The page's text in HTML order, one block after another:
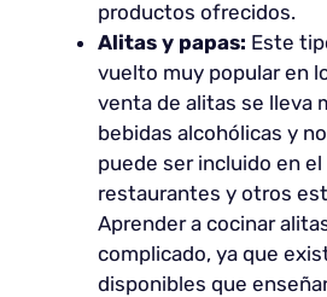
productos ofrecidos.
Alitas y papas: Este
vuelto muy popular en
venta de alitas se lleva
bebidas alcohólicas y
puede ser incluido en
restaurantes y otros
Aprender a cocinar
complicado, ya que
disponibles que